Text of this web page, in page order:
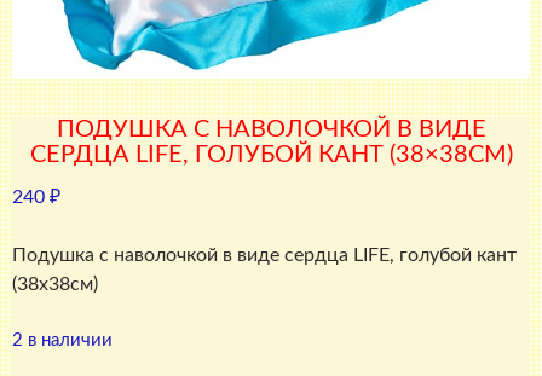
ПОДУШКА С НАВОЛОЧКОЙ В ВИДЕ
СЕРДЦА LIFE, ГОЛУБОЙ КАНТ (38×38СМ)
240 ₽
Подушка с наволочкой в виде сердца LIFE, голубой кант
(38х38см)
2 в наличии